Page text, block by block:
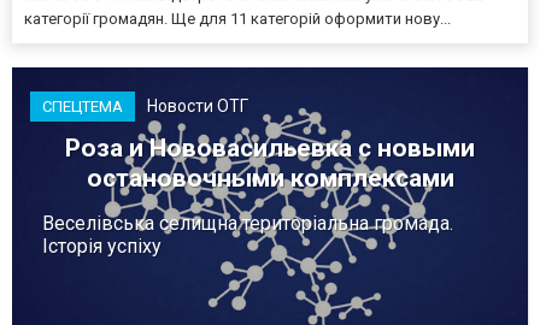
категорії громадян. Ще для 11 категорій оформити нову...
СПЕЦТЕМА Новости ОТГ
Роза и Нововасильевка с новыми
остановочными комплексами
Веселівська селищна територіальна громада.
Історія успіху